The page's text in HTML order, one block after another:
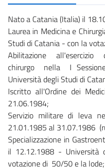
Nato a Catania (Italia) il
Laurea in Medicina e
Studi di Catania - con la
Abilitazione
chirurgo nella I
Università degli Studi di
Iscritto all'Ordine dei
21.06.1984;
Servizio militare di leva
21.01.1985 al 31.07.1986
Specializzazione in
il 12.12.1988 -
votazione di 50/50 e la lode;